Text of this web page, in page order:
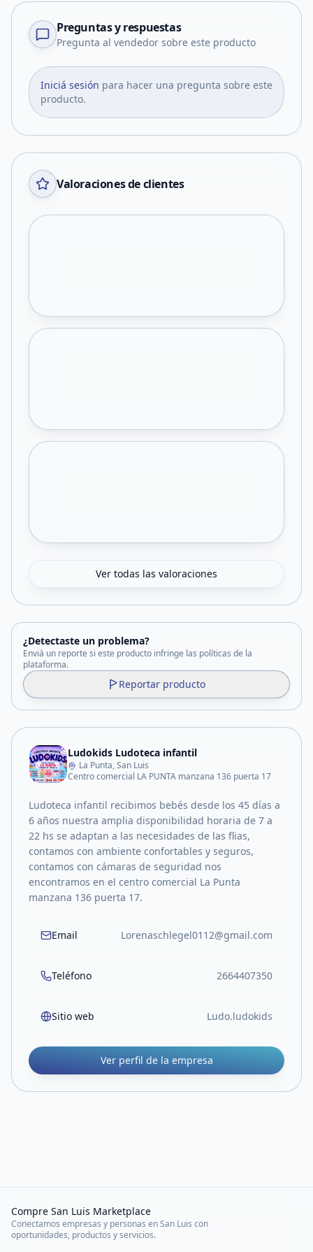
Preguntas y respuestas
Pregunta al vendedor sobre este producto
Iniciá sesión para hacer una pregunta sobre este
producto.
Valoraciones de clientes
Ver todas las valoraciones
¿Detectaste un problema?
Enviá un reporte si este producto infringe las políticas de la
plataforma.
Reportar producto
Ludokids Ludoteca infantil
La Punta, San Luis
Centro comercial LA PUNTA manzana 136 puerta 17
Ludoteca infantil recibimos bebés desde los 45 días a
6 años nuestra amplia disponibilidad horaria de 7 a
22 hs se adaptan a las necesidades de las flias,
contamos con ambiente confortables y seguros,
contamos con cámaras de seguridad nos
encontramos en el centro comercial La Punta
manzana 136 puerta 17.
Email Lorenaschlegel0112@gmail.com
Teléfono 2664407350
Sitio web Ludo.ludokids
Ver perfil de la empresa
Compre San Luis Marketplace
Conectamos empresas y personas en San Luis con
oportunidades, productos y servicios.